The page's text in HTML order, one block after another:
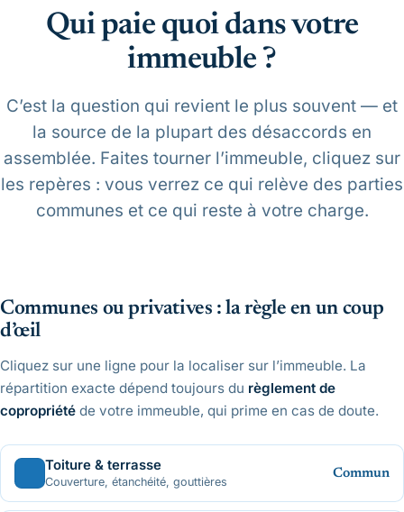
Qui paie quoi dans votre
immeuble ?
C’est la question qui revient le plus souvent — et
la source de la plupart des désaccords en
assemblée. Faites tourner l’immeuble, cliquez sur
les repères : vous verrez ce qui relève des parties
communes et ce qui reste à votre charge.
Cliquez sur les repères Glissez pour tourner
Chargement du modèle 3D…
Communes ou privatives : la règle en un coup
d’œil
Cliquez sur une ligne pour la localiser sur l’immeuble. La
répartition exacte dépend toujours du règlement de
copropriété de votre immeuble, qui prime en cas de doute.
Toiture & terrasse
Couverture, étanchéité, gouttières
Commun